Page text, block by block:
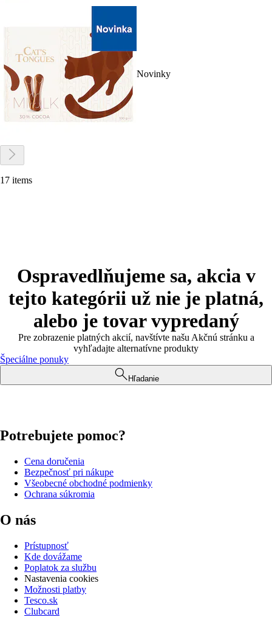
Novinky
17 items
Ospravedlňujeme sa, akcia v
tejto kategórii už nie je platná,
alebo je tovar vypredaný
Pre zobrazenie platných akcií, navštívte našu Akčnú stránku a
vyhľadajte alternatívne produkty
Špeciálne ponuky
Hľadanie
Potrebujete pomoc?
Cena doručenia
Bezpečnosť pri nákupe
Všeobecné obchodné podmienky
Ochrana súkromia
O nás
Prístupnosť
Kde dovážame
Poplatok za službu
Nastavenia cookies
Možnosti platby
Tesco.sk
Clubcard